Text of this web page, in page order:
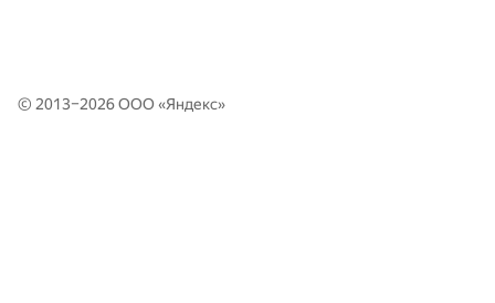
© 2013–2026 ООО «Яндекс»